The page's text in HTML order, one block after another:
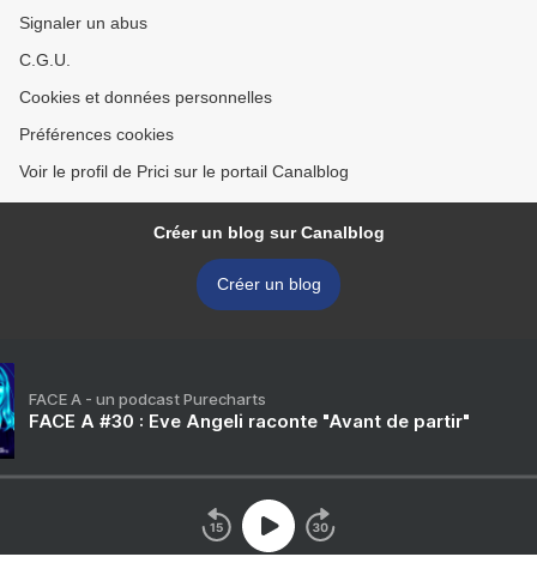
Signaler un abus
C.G.U.
Cookies et données personnelles
Préférences cookies
Voir le profil de Prici sur le portail Canalblog
Créer un blog sur Canalblog
Créer un blog
FACE A - un podcast Purecharts
FACE A #30 : Eve Angeli raconte "Avant de partir"